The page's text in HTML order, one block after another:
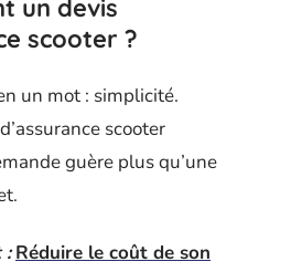
un devis
scooter ?
un mot : simplicité.
scooter
guère plus qu’une
: Réduire le coût de son